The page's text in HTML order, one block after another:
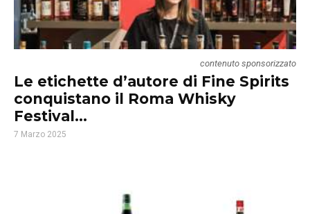
contenuto sponsorizzato
Le etichette d’autore di Fine Spirits
conquistano il Roma Whisky
Festival...
7 Marzo 2025